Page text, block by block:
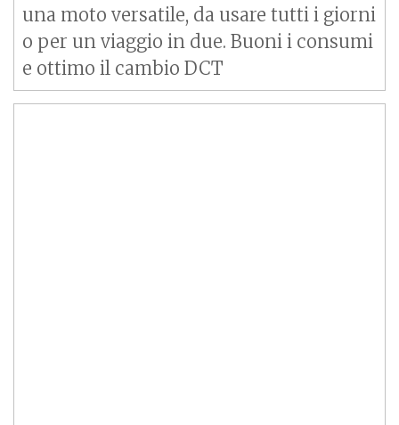
una moto versatile, da usare tutti i giorni
o per un viaggio in due. Buoni i consumi
e ottimo il cambio DCT